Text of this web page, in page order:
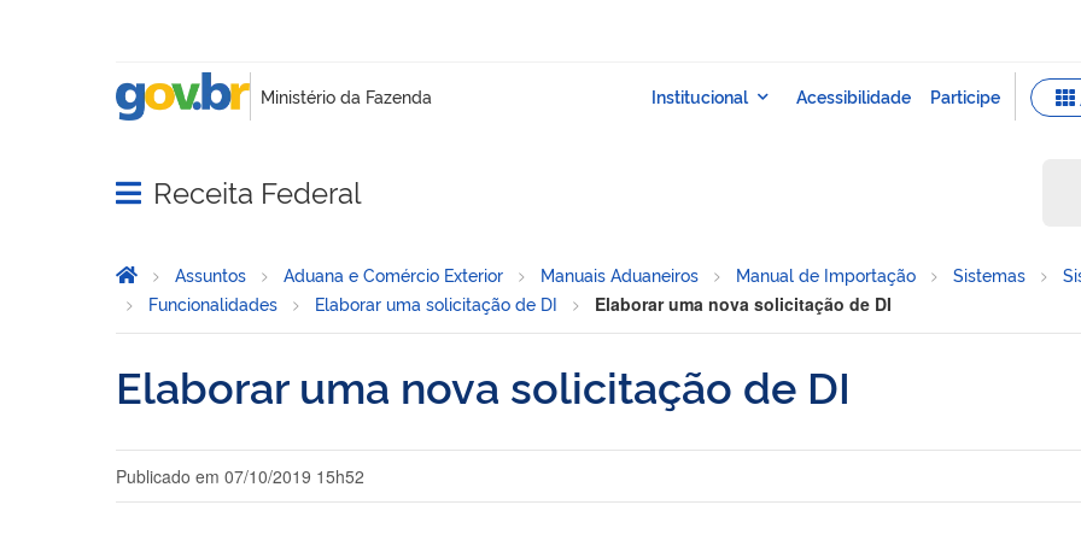
Abrir menu principal de navegação
Receita Federal
Você está aqui:
Página Inicial
Assuntos Aduana e Comércio Exterior Manuais Aduaneiros Manual de Importação Sistemas
Funcionalidades
Elaborar uma solicitação de DI Elaborar uma nova solicitação de DI
Elaborar uma nova solicitação de DI
Publicado em 07/10/2019 15h52